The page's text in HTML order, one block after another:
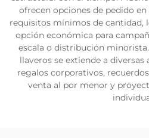
ofrecen opciones de pedido
requisitos mínimos de cantidad,
opción económica para
escala o distribución
llaveros se extiende a
regalos corporativos,
venta al por menor y